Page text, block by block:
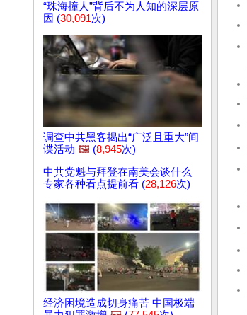
“珠海撞人”背后不为人知的深层原
因 (30,091次)
调查中共黑客揭出“广泛且重大”间
谍活动 🖼️ (8,945次)
中共党魁与拜登在南美会谈什么
专家各种看点提前看 (28,126次)
经济困境造成切身痛苦 中国极端